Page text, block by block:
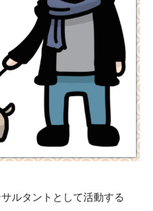
ルタントとして活動する